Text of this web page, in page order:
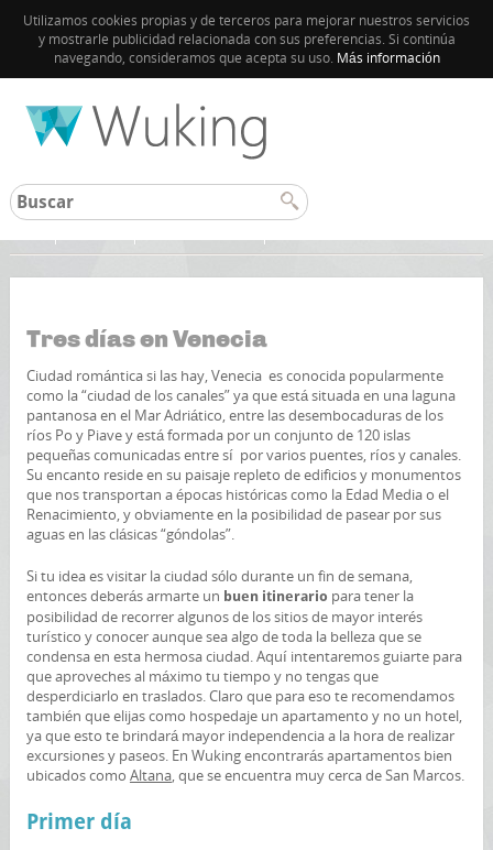
Utilizamos cookies propias y de terceros para mejorar nuestros servicios
y mostrarle publicidad relacionada con sus preferencias. Si continúa
navegando, consideramos que acepta su uso. Más información
Tres días en Venecia
Ciudad romántica si las hay, Venecia es conocida popularmente
como la “ciudad de los canales” ya que está situada en una laguna
pantanosa en el Mar Adriático, entre las desembocaduras de los
ríos Po y Piave y está formada por un conjunto de 120 islas
pequeñas comunicadas entre sí por varios puentes, ríos y canales.
Su encanto reside en su paisaje repleto de edificios y monumentos
que nos transportan a épocas históricas como la Edad Media o el
Renacimiento, y obviamente en la posibilidad de pasear por sus
aguas en las clásicas “góndolas”.
Si tu idea es visitar la ciudad sólo durante un fin de semana,
entonces deberás armarte un buen itinerario para tener la
posibilidad de recorrer algunos de los sitios de mayor interés
turístico y conocer aunque sea algo de toda la belleza que se
condensa en esta hermosa ciudad. Aquí intentaremos guiarte para
que aproveches al máximo tu tiempo y no tengas que
desperdiciarlo en traslados. Claro que para eso te recomendamos
también que elijas como hospedaje un apartamento y no un hotel,
ya que esto te brindará mayor independencia a la hora de realizar
excursiones y paseos. En Wuking encontrarás apartamentos bien
ubicados como Altana, que se encuentra muy cerca de San Marcos.
Primer día